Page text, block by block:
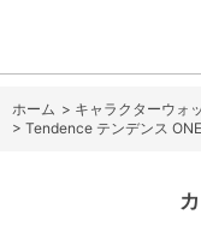
ホーム > キャラクターウォ
> Tendence テンデンス